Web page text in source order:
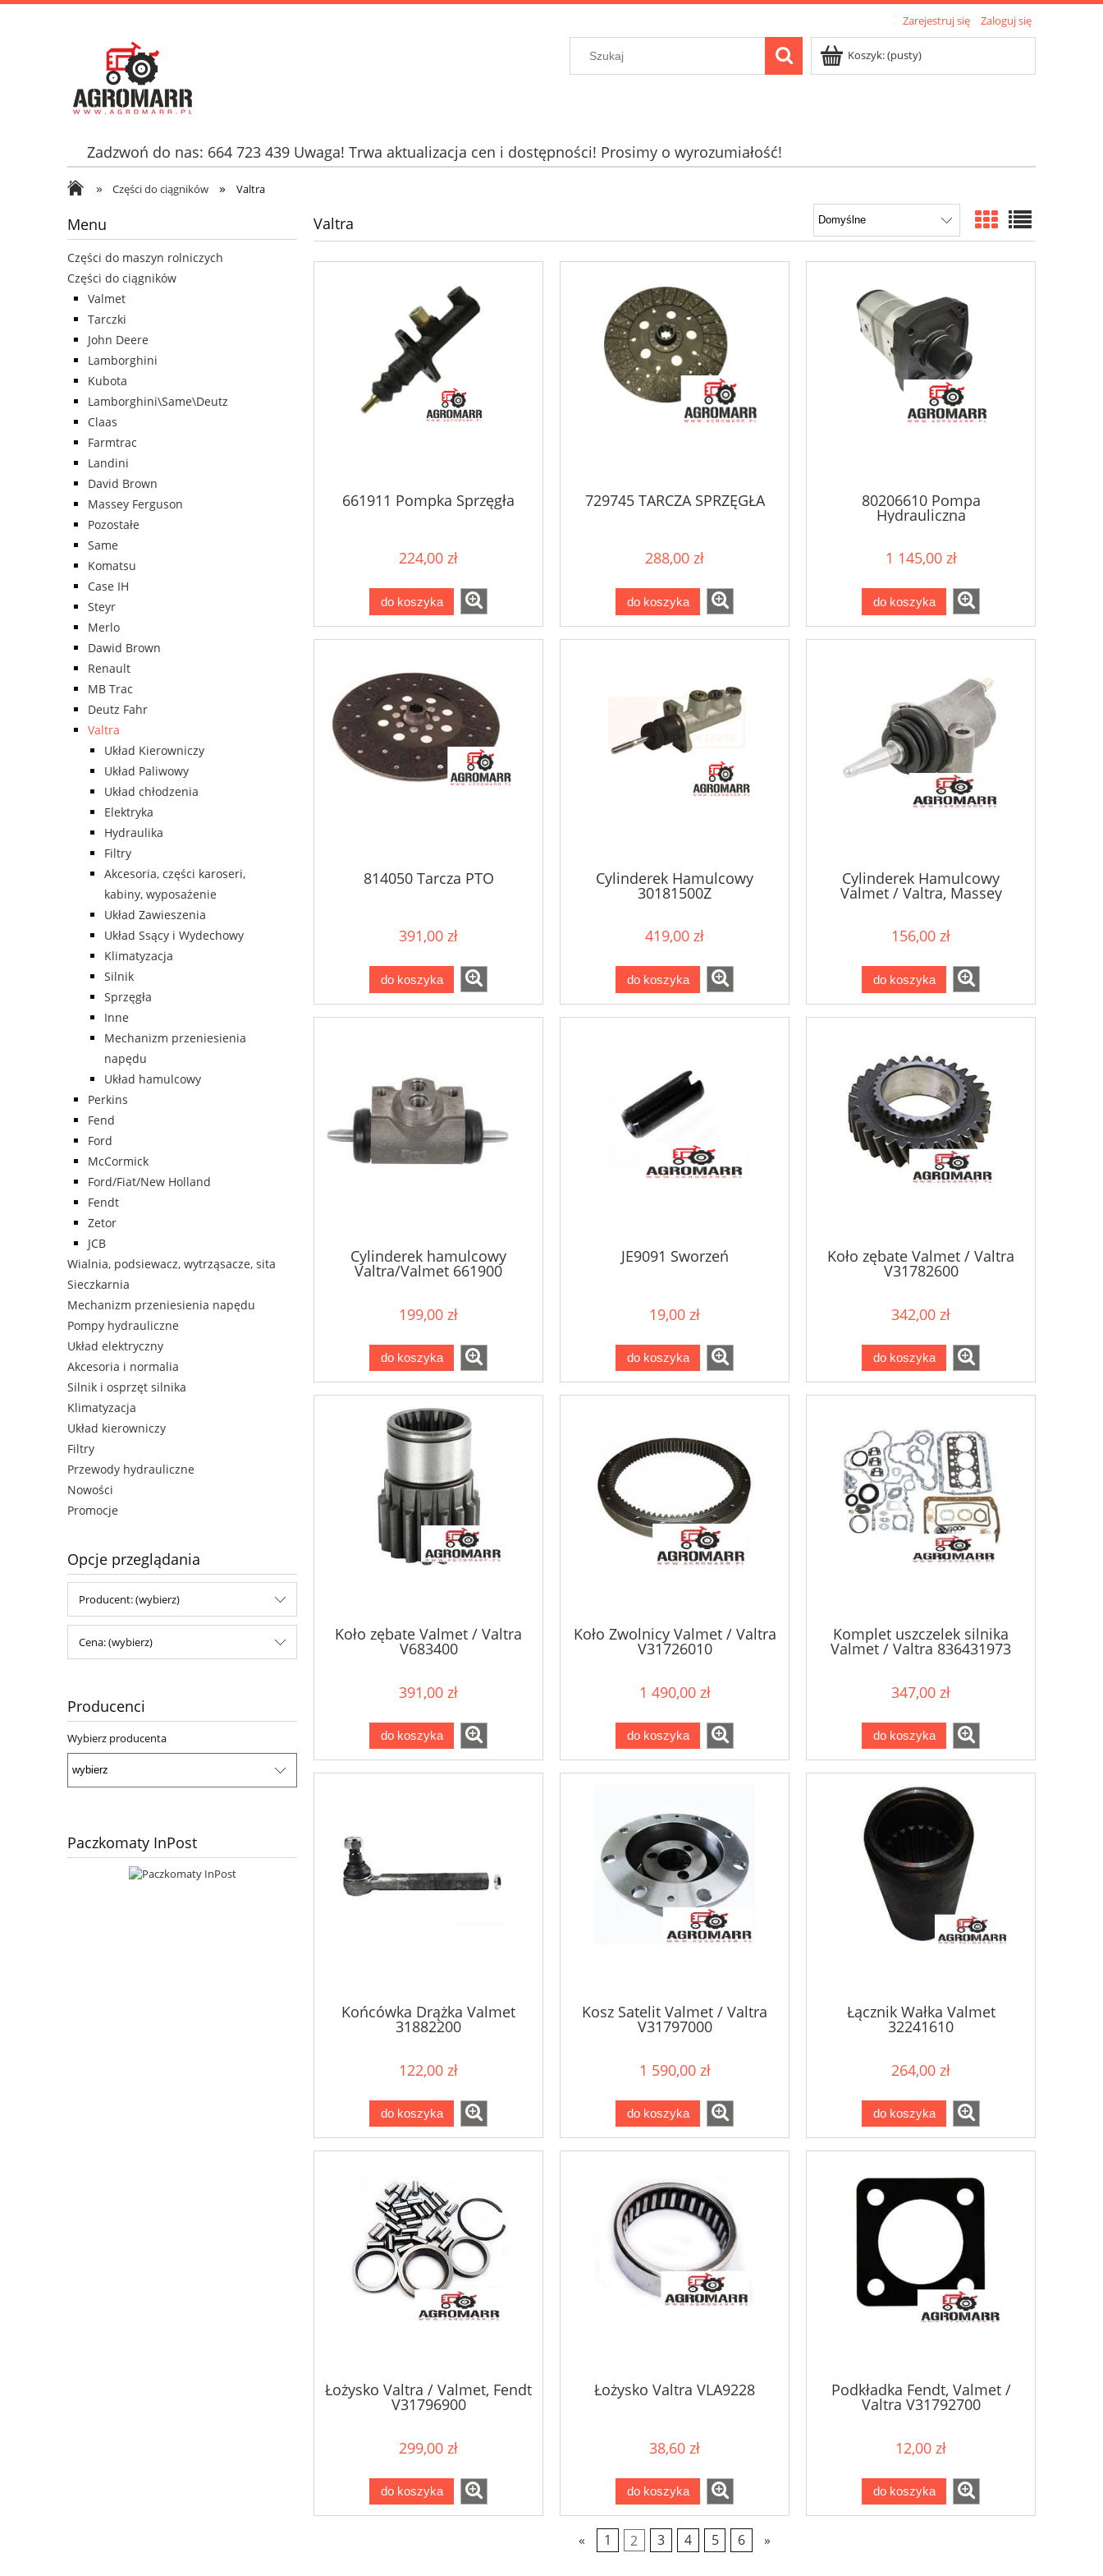
Zarejestruj się Zaloguj się
Koszyk:(pusty)
Zadzwoń do nas: 664 723 439 Uwaga! Trwa aktualizacja cen i dostępności! Prosimy o wyrozumiałość!
» Części do ciągników » Valtra
Menu
Części do maszyn rolniczych
Części do ciągników
Valmet
Tarczki
John Deere
Lamborghini
Kubota
Lamborghini\Same\Deutz
Claas
Farmtrac
Landini
David Brown
Massey Ferguson
Pozostałe
Same
Komatsu
Case IH
Steyr
Merlo
Dawid Brown
Renault
MB Trac
Deutz Fahr
Valtra
Układ Kierowniczy
Układ Paliwowy
Układ chłodzenia
Elektryka
Hydraulika
Filtry
Akcesoria, części karoseri,
kabiny, wyposażenie
Układ Zawieszenia
Układ Ssący i Wydechowy
Klimatyzacja
Silnik
Sprzęgła
Inne
Mechanizm przeniesienia
napędu
Układ hamulcowy
Perkins
Fend
Ford
McCormick
Ford/Fiat/New Holland
Fendt
Zetor
JCB
Wialnia, podsiewacz, wytrząsacze, sita
Sieczkarnia
Mechanizm przeniesienia napędu
Pompy hydrauliczne
Układ elektryczny
Akcesoria i normalia
Silnik i osprzęt silnika
Klimatyzacja
Układ kierowniczy
Filtry
Przewody hydrauliczne
Nowości
Promocje
Opcje przeglądania
Producent: (wybierz)
Cena: (wybierz)
Producenci
Wybierz producenta
Paczkomaty InPost
Valtra
661911 Pompka Sprzęgła
224,00 zł
do koszyka
729745 TARCZA SPRZĘGŁA
288,00 zł
do koszyka
80206610 Pompa
Hydrauliczna
1 145,00 zł
do koszyka
814050 Tarcza PTO
391,00 zł
do koszyka
Cylinderek Hamulcowy
30181500Z
419,00 zł
do koszyka
Cylinderek Hamulcowy
Valmet / Valtra, Massey
Ferguson, Case 34362000-z
156,00 zł
do koszyka
Cylinderek hamulcowy
Valtra/Valmet 661900
199,00 zł
do koszyka
JE9091 Sworzeń
19,00 zł
do koszyka
Koło zębate Valmet / Valtra
V31782600
342,00 zł
do koszyka
Koło zębate Valmet / Valtra
V683400
391,00 zł
do koszyka
Koło Zwolnicy Valmet / Valtra
V31726010
1 490,00 zł
do koszyka
Komplet uszczelek silnika
Valmet / Valtra 836431973
347,00 zł
do koszyka
Końcówka Drążka Valmet
31882200
122,00 zł
do koszyka
Kosz Satelit Valmet / Valtra
V31797000
1 590,00 zł
do koszyka
Łącznik Wałka Valmet
32241610
264,00 zł
do koszyka
Łożysko Valtra / Valmet, Fendt
V31796900
299,00 zł
do koszyka
Łożysko Valtra VLA9228
38,60 zł
do koszyka
Podkładka Fendt, Valmet /
Valtra V31792700
12,00 zł
do koszyka
« 1 2 3 4 5 6 »